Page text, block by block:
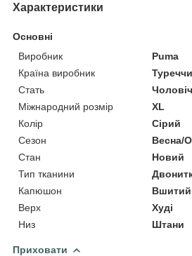
Характеристики
Основні
Виробник
Puma
Країна виробник
Стать
Міжнародний розмір
XL
Колір
Сірий
Сезон
Весна/
Стан
Новий
Тип тканини
Капюшон
Вшитий
Верх
Худі
Низ
Штани
Приховати